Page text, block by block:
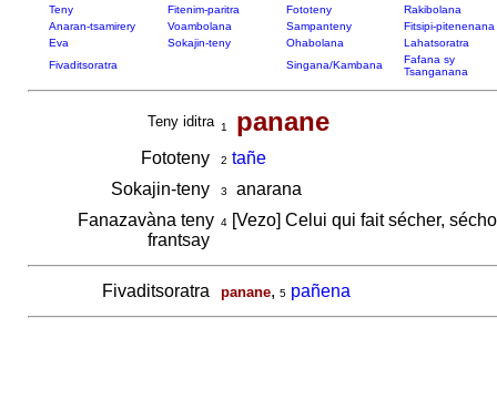
Teny Fitenim-paritra Fototeny
Rakibolana
Anaran-tsamirery
Voambolana Sampanteny
Fitsipi-pitenenana
Eva
Sokajin-teny Ohabolana
Lahatsoratra
Fivaditsoratra
Singana/Kambana
Fafana sy
Tsanganana
Teny iditra 1 panane
Fototeny 2 tañe
Sokajin-teny
3
anarana
Fanazavàna teny
frantsay
4[Vezo] Celui qui fait sécher,
Fivaditsoratra panane, 5 pañena